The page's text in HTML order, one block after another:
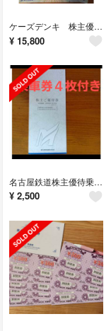
ケーズデンキ 株主優待16000円
¥ 15,800
名古屋鉄道株主優待乗車証４枚
¥ 2,500